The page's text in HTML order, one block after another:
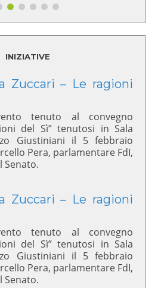
INIZIATIVE
Zuccari – Le ragioni
tenuto al convegno
del Sì” tenutosi in Sala
Giustiniani il 5 febbraio
Pera, parlamentare FdI,
Senato.
Zuccari – Le ragioni
tenuto al convegno
del Sì” tenutosi in Sala
Giustiniani il 5 febbraio
Pera, parlamentare FdI,
Senato.